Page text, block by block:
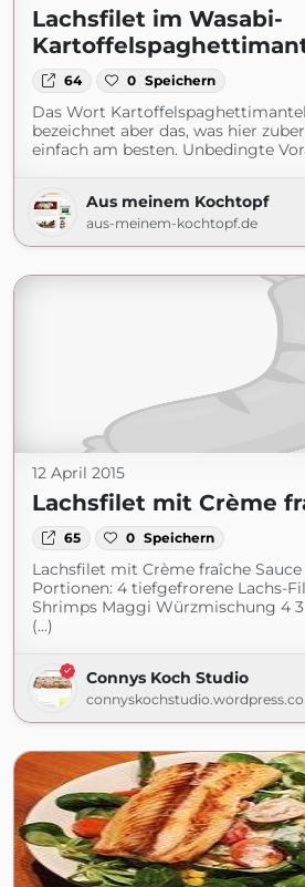
Lachsfilet im Wasabi-
64 0 Speichern
Das Wort
bezeichnet aber das, was hier
einfach am besten. Unbedingte
Aus meinem Kochtopf
aus-meinem-kochtopf.de
12 April 2015
Lachsfilet mit Crème
65 0 Speichern
Lachsfilet mit Crème fraîche
Portionen: 4 tiefgefrorene Lachs-
Shrimps Maggi Würzmischung 4
(...)
Connys Koch Studio